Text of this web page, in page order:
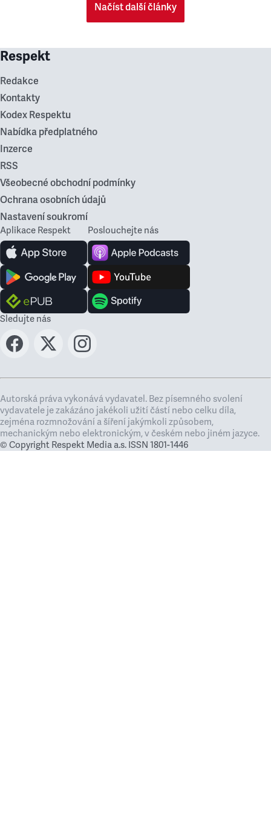
Načíst další články
Respekt
Redakce
Kontakty
Kodex Respektu
Nabídka předplatného
Inzerce
RSS
Všeobecné obchodní podmínky
Ochrana osobních údajů
Nastavení soukromí
Aplikace Respekt Poslouchejte nás
Sledujte nás
Autorská práva vykonává vydavatel. Bez písemného svolení
vydavatele je zakázáno jakékoli užití částí nebo celku díla,
zejména rozmnožování a šíření jakýmkoli způsobem,
mechanickým nebo elektronickým, v českém nebo jiném jazyce.
© Copyright Respekt Media a.s. ISSN 1801-1446